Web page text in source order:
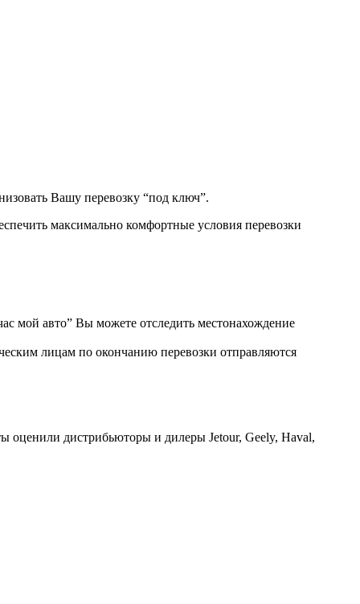
Вашу перевозку “под ключ”.
максимально комфортные условия перевозки
мой авто” Вы можете отследить местонахождение
лицам по окончанию перевозки отправляются
оценили дистрибьюторы и дилеры Jetour, Geely, Haval,